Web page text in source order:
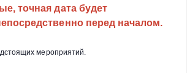
точная дата будет
перед началом.
мероприятий.